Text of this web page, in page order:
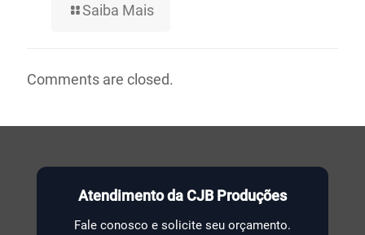
Saiba Mais
Comments are closed.
Atendimento da CJB Produções
Fale conosco e solicite seu orçamento.